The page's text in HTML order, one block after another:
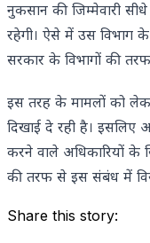
नुकसान की जिम्मेवारी
रहेगी। ऐसे में उस विभाग
सरकार के विभागों की तरफ
इस तरह के मामलों को
दिखाई दे रही है। इसलिए
करने वाले अधिकारियों के
की तरफ से इस संबंध में
Share this story: